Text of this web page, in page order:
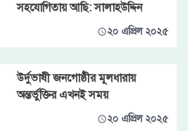
সহযোগিতায় আছি: সালাহউদ্দিন
২০ এপ্রিল ২০২৫
উর্দুভাষী জনগোষ্ঠীর মূলধারায়
অন্তর্ভুক্তির এখনই সময়
২০ এপ্রিল ২০২৫